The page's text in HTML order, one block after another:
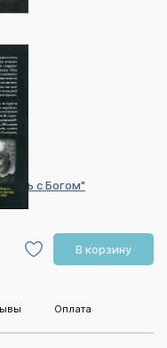
с Богом"
В корзину
Оплата